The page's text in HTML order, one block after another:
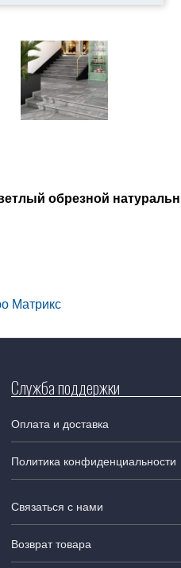
обрезной
Матрикс
Служба поддержки
Оплата и доставка
Политика конфиденциальности
Связаться с нами
Возврат товара